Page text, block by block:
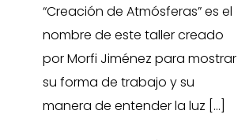
“Creación de Atmósferas” es el
nombre de este taller creado
por Morfi Jiménez para mostrar
su forma de trabajo y su
manera de entender la luz […]